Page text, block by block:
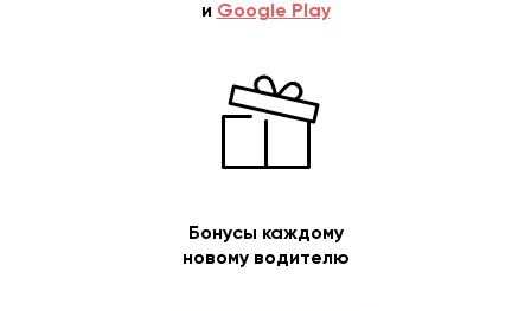
и Google Play
Бонусы каждому
новому водителю